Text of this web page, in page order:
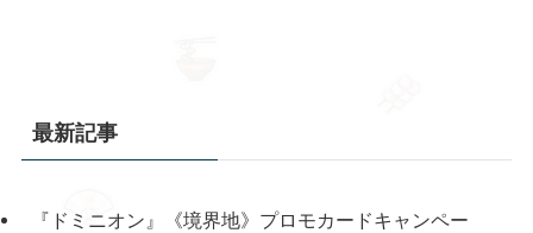
最新記事
『ドミニオン』《境界地》プロモカードキャンペー